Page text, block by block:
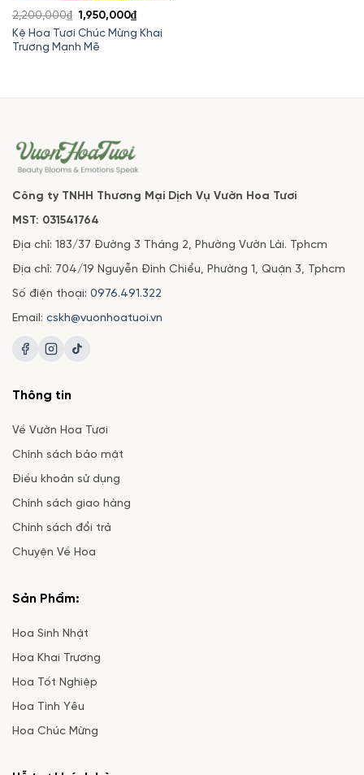
Kệ Hoa Tươi Chúc Mừng Khai
Trương Mạnh Mẽ
2,200,000₫ Giá
gốc
là:
1,950,000₫Giá
hiện
Công ty TNHH Thương Mại Dịch Vụ Vườn Hoa Tươi
MST: 031541764
Địa chỉ: 183/37 Đường 3 Tháng 2, Phường Vườn Lài. Tphcm
Địa chỉ: 704/19 Nguyễn Đình Chiểu, Phường 1, Quận 3, Tphcm
Số điện thoại: 0976.491.322
Email: cskh@vuonhoatuoi.vn
Thông tin
Về Vườn Hoa Tươi
Chính sách bảo mật
Điều khoản sử dụng
Chính sách giao hàng
Chính sách đổi trả
Chuyện Về Hoa
Sản Phẩm:
Hoa Sinh Nhật
Hoa Khai Trương
Hoa Tốt Nghiệp
Hoa Tình Yêu
Hoa Chúc Mừng